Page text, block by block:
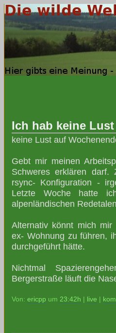
Ich hab keine Lust
keine Lust auf
Gebt mir meinen
Schweres erklären
rsync- Konfiguration -
Letzte Woche hatte
alpenländischen
Alternativ könnt mich mir
ex- Wohnung zu führen,
durchgeführt hätte.
Nichtmal
Bergerstraße läuft die
Von: ericpp um 23:42h live